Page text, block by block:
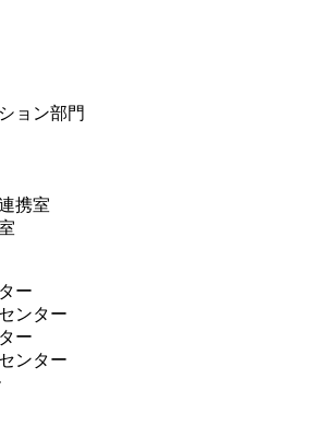
ョン部門
携室
ー
ンター
ー
ンター